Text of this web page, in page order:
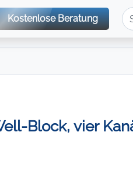
Kostenlose Beratung
Block, vier